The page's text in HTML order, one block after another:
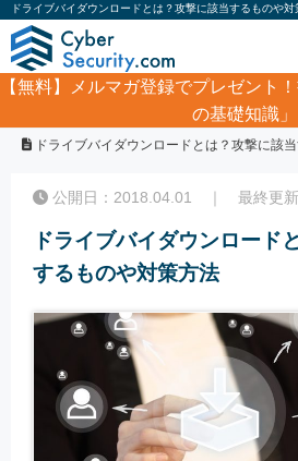
ドライブバイダウンロードとは？攻撃に該当するものや
【無料】
メルマガ登録でプレゼント
の基礎知識」
ドライブバイダウンロードとは？攻撃に該
公開日：2018.04.01 ｜ 最終更新
ドライブバイダウンロード
するものや対策方法